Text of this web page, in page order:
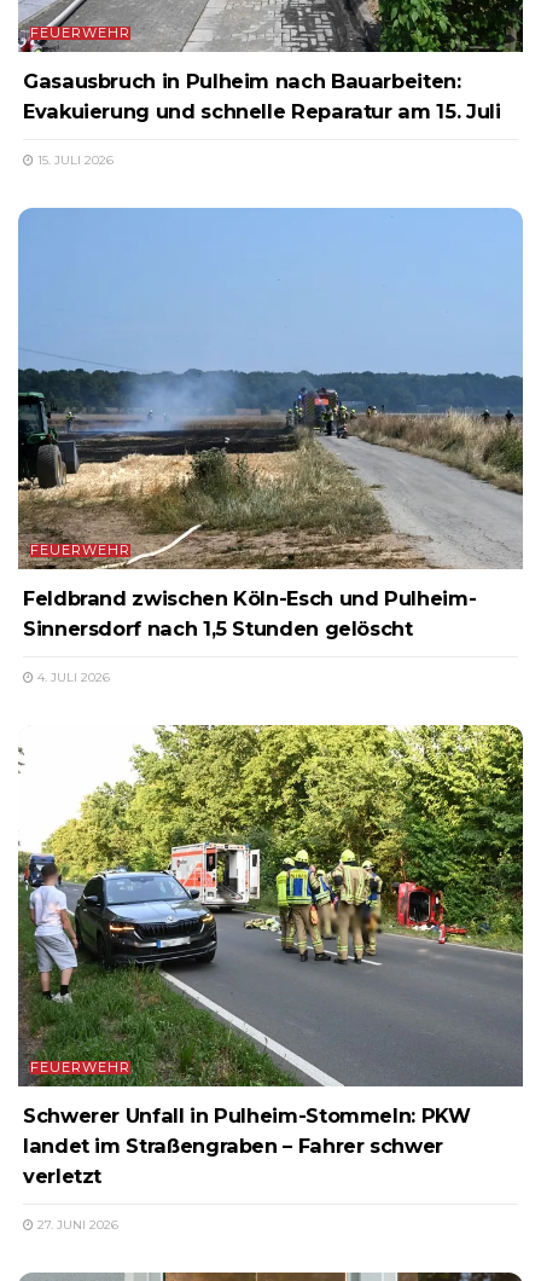
FEUERWEHR
Gasausbruch in Pulheim nach Bauarbeiten:
Evakuierung und schnelle Reparatur am 15. Juli
15. JULI 2026
FEUERWEHR
Feldbrand zwischen Köln-Esch und Pulheim-
Sinnersdorf nach 1,5 Stunden gelöscht
4. JULI 2026
FEUERWEHR
Schwerer Unfall in Pulheim-Stommeln: PKW
landet im Straßengraben – Fahrer schwer
verletzt
27. JUNI 2026